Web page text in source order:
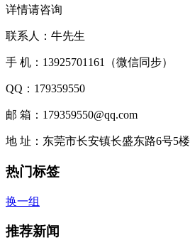
详情请咨询
联系人：牛先生
手 机：13925701161（微信同步）
QQ：179359550
邮 箱：179359550@qq.com
地 址：东莞市长安镇长盛东路6号5楼
热门标签
换一组
推荐新闻